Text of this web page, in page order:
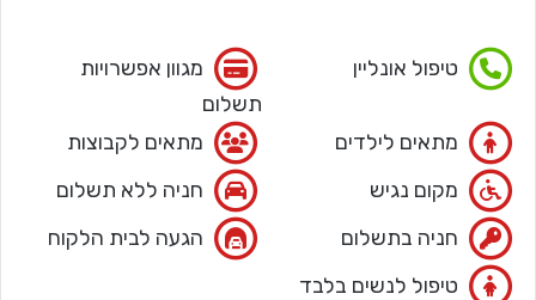
טיפול אונליין
מגוון אפשרויות
תשלום
מתאים לילדים
מתאים לקבוצות
מקום נגיש
חניה ללא תשלום
חניה בתשלום
הגעה לבית הלקוח
טיפול לנשים בלבד